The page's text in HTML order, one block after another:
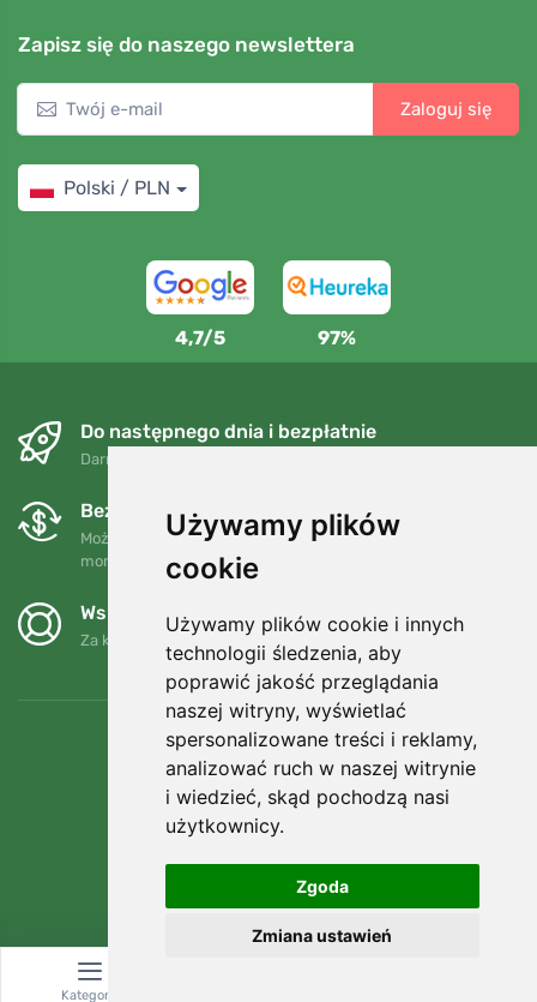
Używamy plików
cookie
Używamy plików cookie i innych
technologii śledzenia, aby
poprawić jakość przeglądania
naszej witryny, wyświetlać
spersonalizowane treści i reklamy,
analizować ruch w naszej witrynie
i wiedzieć, skąd pochodzą nasi
użytkownicy.
Zgoda
Zmiana ustawień
Zapisz się do naszego newslettera
Zaloguj się
Polski / PLN
4,7/5 97%
Do następnego dnia i bezpłatnie
Darmowa wysyłka dla zamówień powyżej 250 PLN
Bezpłatne wymiany i zwroty
Możesz zwrócić lub wymienić swoje zamówienie w dowolnym
momencie w ciągu 90 dni.
Wspieramy Trees.org
Za każde zamówienie sadzimy drzewo! Czytaj więcej
Kategoria